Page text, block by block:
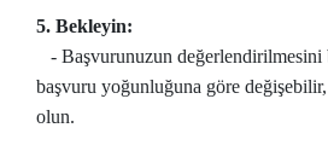
5. Bekleyin:
- Başvurunuzun değerlendirilmesini
başvuru yoğunluğuna göre değişebilir,
olun.